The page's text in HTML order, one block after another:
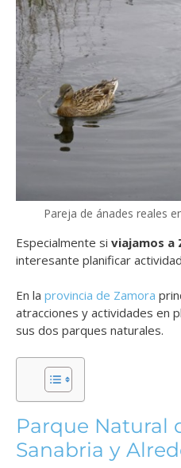
Pareja de ánades reales
Especialmente si viajamos a
interesante planificar
En la provincia de Zamora
atracciones y actividades en
sus dos parques naturales.
Parque Natural
Sanabria y